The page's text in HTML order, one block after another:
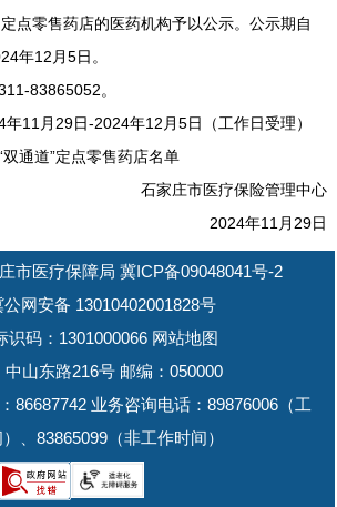
点零售药店的医药机构予以公示。公示期自
年12月5日。
83865052。
11月29日-2024年12月5日（工作日受理）
通道”定点零售药店名单
石家庄市医疗保险管理中心
2024年11月29日